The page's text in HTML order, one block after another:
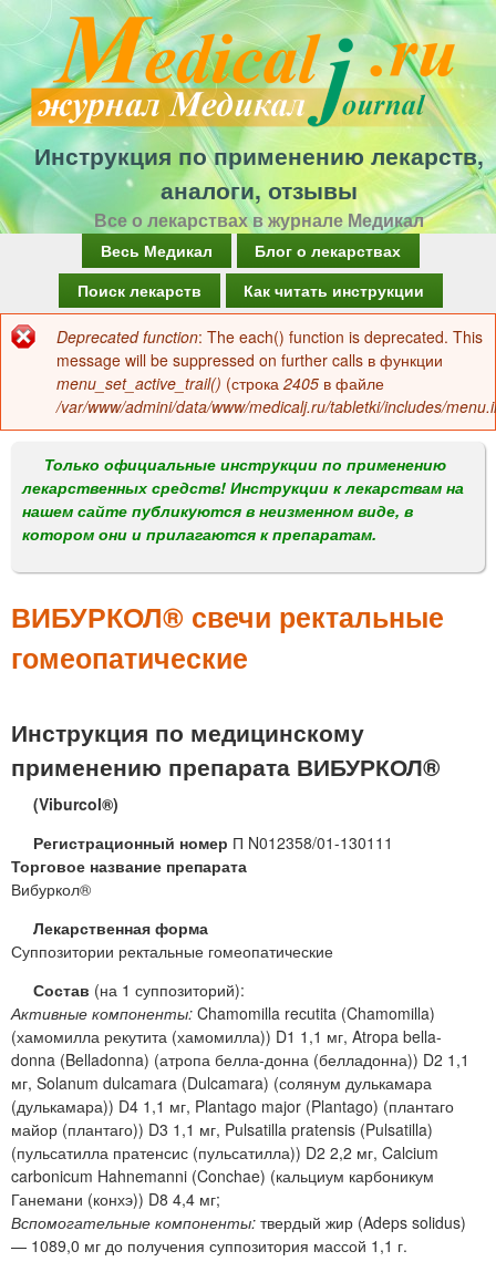
Перейти
к
основному
содержанию
Инструкция по применению лекарств,
аналоги, отзывы
Все о лекарствах в журнале Медикал
а
в
о
м
е
н
Весь Медикал
Блог о лекарствах
Поиск лекарств
Как читать инструкции
Сообщение
об
ошибке
Deprecated function: The each() function is deprecated. This
message will be suppressed on further calls в функции
menu_set_active_trail() (строка 2405 в файле
/var/www/admini/data/www/medicalj.ru/tabletki/includes/
Только официальные инструкции по применению
лекарственных средств! Инструкции к лекарствам на
нашем сайте публикуются в неизменном виде, в
котором они и прилагаются к препаратам.
ВИБУРКОЛ® свечи ректальные
гомеопатические
Инструкция по медицинскому
применению препарата ВИБУРКОЛ®
(Viburcol®)
Регистрационный номер П N012358/01-130111
Торговое название препарата
Вибуркол®
Лекарственная форма
Суппозитории ректальные гомеопатические
Состав (на 1 суппозиторий):
Активные компоненты: Chamomilla recutita (Chamomilla)
(хамомилла рекутита (хамомилла)) D1 1,1 мг, Atropa bella-
donna (Belladonna) (атропа белла-донна (белладонна)) D2 1,1
мг, Solanum dulcamara (Dulcamara) (солянум дулькамара
(дулькамара)) D4 1,1 мг, Plantago major (Plantago) (плантаго
майор (плантаго)) D3 1,1 мг, Pulsatilla pratensis (Pulsatilla)
(пульсатилла пратенсис (пульсатилла)) D2 2,2 мг, Calcium
carbonicum Hahnemanni (Conchae) (кальциум карбоникум
Ганемани (конхэ)) D8 4,4 мг;
Вспомогательные компоненты: твердый жир (Adeps solidus)
— 1089,0 мг до получения суппозитория массой 1,1 г.